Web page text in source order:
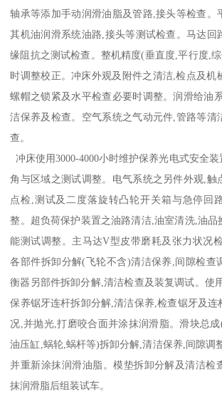
轴承等添加手动润滑油脂及管路,接头等检查。
其机油润滑系统油路,接头等测试检查。马达回
缘阻抗之测试检查。整机精度(垂直度,平行度,
时调整校正。冲床外观及附件之清洁,检点及机
螺帽之锁紧及水平检查必要时调整。润滑给油
洁保养及检查。空气系统之气动元件,管路等清
查。
冲床使用3000-4000小时维护保养光电式安全
角与区域之测试调整。电气系统之另件外观,触
点检,测试及二度落旋转凸轮开关箱与急停回
整。超负荷保护装置之油路清洁,油室清洗,油品
能测试调整。主马达V型皮带磨耗及张力状况
各部件拆卸分解(飞轮不含)清洁保养,间隙检查
衡器另部件拆卸分解,清洁检查及装复调试。使
保养锯牙连杆拆卸分解,清洁保养,检查锯牙及连
况,并抛光,打磨咬合面并涂抹润滑脂。滑块总
油压缸,蜗轮,蜗杆等)拆卸分解,清洁保养,间隙调
并重新涂抹润滑油脂。模垫拆卸分解及清洁检
抹润滑脂后组装试车。